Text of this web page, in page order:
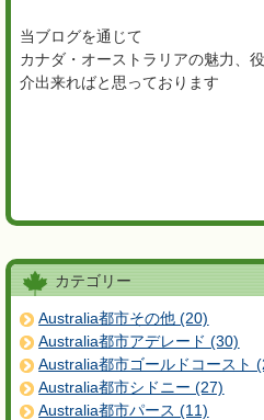
当ブログを通じて
カナダ・オーストラリアの魅力、
介出来ればと思っております
カテゴリー
Australia都市その他 (20)
Australia都市アデレード (30)
Australia都市ゴールドコースト
Australia都市シドニー (27)
Australia都市パース (11)